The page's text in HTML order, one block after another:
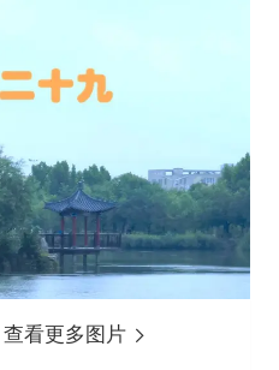
看更多图片